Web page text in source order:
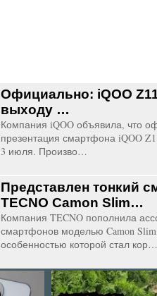
Официально: iQOO
выходу …
Компания iQOO объявила, что
презентация смартфона iQOO
3 июля. Произво…
Представлен тонкий
TECNO Camon Slim…
Компания TECNO пополнила
смартфонов моделью Camon
особенностью которой стал кор…